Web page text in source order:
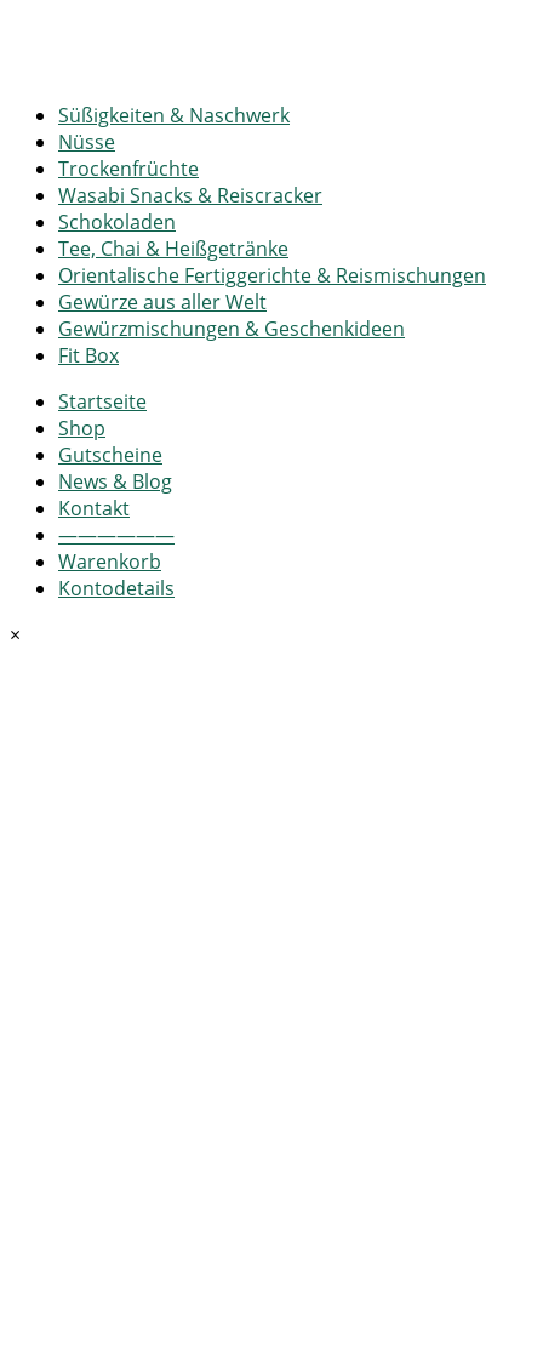
Süßigkeiten & Naschwerk
Nüsse
Trockenfrüchte
Wasabi Snacks & Reiscracker
Schokoladen
Tee, Chai & Heißgetränke
Orientalische Fertiggerichte & Reismischungen
Gewürze aus aller Welt
Gewürzmischungen & Geschenkideen
Fit Box
Startseite
Shop
Gutscheine
News & Blog
Kontakt
——————
Warenkorb
Kontodetails
×